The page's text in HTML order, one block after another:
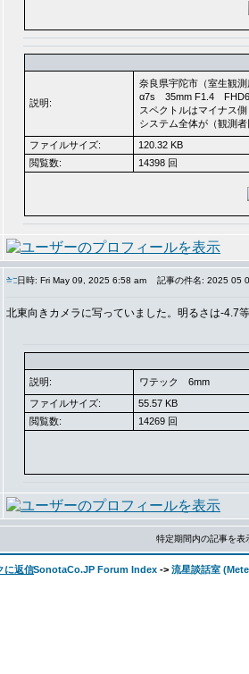
説明:
奈良県宇陀市（室生観
α7s 35mm F1.4
スペクトルはマイナス側
システム全体が（観測
ファイルサイズ:
120.32 KB
閲覧数:
14398 回
日時: Fri May 09, 2025 6:58 am 記事の件名: 2025 05
北東向きカメラに写っていました。明るさは-4.7
説明:
ワテック 6mm
ファイルサイズ:
55.57 KB
閲覧数:
14269 回
特定期間内の記事を
SonotaCo.JP Forum Index -> 流星談話室